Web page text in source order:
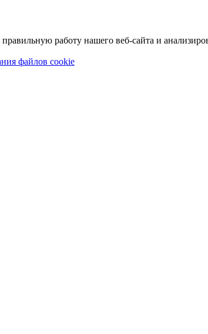
работу нашего веб-сайта и
файлов cookie